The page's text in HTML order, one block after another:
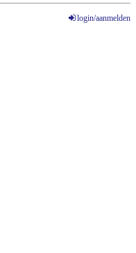
login/aanmelden